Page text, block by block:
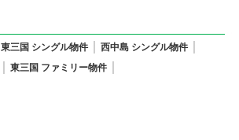
東三国 シングル物件
西中島 シングル物件
東三国 ファミリー物件